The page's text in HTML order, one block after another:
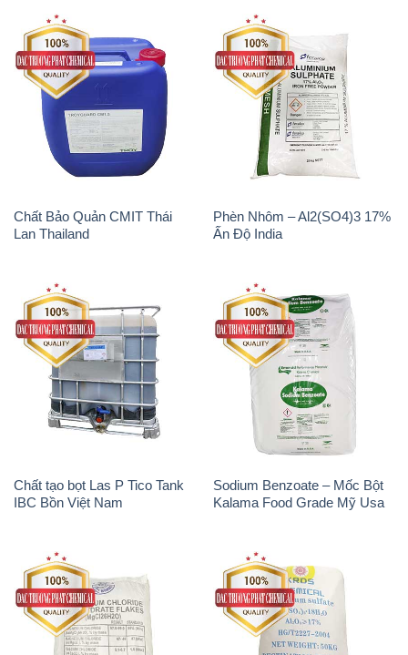
Chất Bảo Quản CMIT Thái
Lan Thailand
Phèn Nhôm – Al2(SO4)3 17%
Ấn Độ India
Chất tạo bọt Las P Tico Tank
IBC Bồn Việt Nam
Sodium Benzoate – Mốc Bột
Kalama Food Grade Mỹ Usa